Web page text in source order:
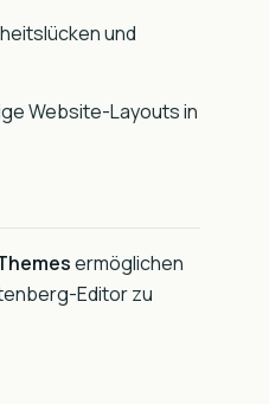
und
Website-Layouts in
ermöglichen
Editor zu